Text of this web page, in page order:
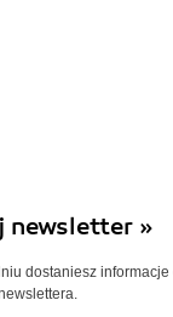
newsletter »
dostaniesz